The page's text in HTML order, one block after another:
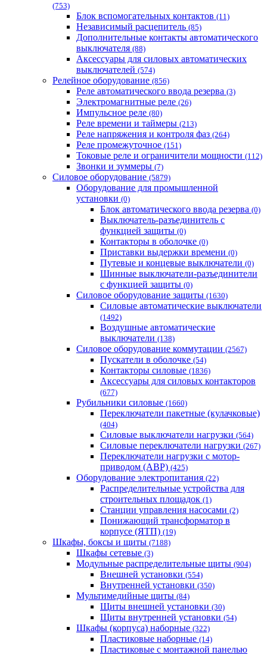
(753)
Блок вспомогательных контактов (11)
Независимый расцепитель (85)
Дополнительные контакты автоматического
выключателя (88)
Аксессуары для силовых автоматических
выключателей (574)
Релейное оборудование (856)
Реле автоматического ввода резерва (3)
Электромагнитные реле (26)
Импульсное реле (80)
Реле времени и таймеры (213)
Реле напряжения и контроля фаз (264)
Реле промежуточное (151)
Токовые реле и ограничители мощности (112)
Звонки и зуммеры (7)
Силовое оборудование (5879)
Оборудование для промышленной
установки (0)
Блок автоматического ввода резерва (0)
Выключатель-разъединитель с
функцией защиты (0)
Контакторы в оболочке (0)
Приставки выдержки времени (0)
Путевые и концевые выключатели (0)
Шинные выключатели-разъединители
с функцией защиты (0)
Силовое оборудование защиты (1630)
Силовые автоматические выключатели
(1492)
Воздушные автоматические
выключатели (138)
Силовое оборудование коммутации (2567)
Пускатели в оболочке (54)
Контакторы силовые (1836)
Аксессуары для силовых контакторов
(677)
Рубильники силовые (1660)
Переключатели пакетные (кулачковые)
(404)
Силовые выключатели нагрузки (564)
Cиловые переключатели нагрузки (267)
Переключатели нагрузки с мотор-
приводом (АВР) (425)
Оборудование электропитания (22)
Распределительные устройства для
строительных площадок (1)
Станции управления насосами (2)
Понижающий трансформатор в
корпусе (ЯТП) (19)
Шкафы, боксы и щиты (7188)
Шкафы сетевые (3)
Модульные распределительные щиты (904)
Внешней установки (554)
Внутренней установки (350)
Мультимедийные щиты (84)
Щиты внешней установки (30)
Щиты внутренней установки (54)
Шкафы (корпуса) наборные (322)
Пластиковые наборные (14)
Пластиковые с монтажной панелью